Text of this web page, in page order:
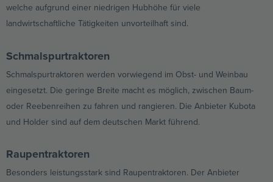
welche aufgrund einer niedrigen Hubhöhe für viele
landwirtschaftliche Tätigkeiten unvorteilhaft sind.
Schmalspurtraktoren
Schmalspurtraktoren werden vorwiegend im Obst- und Weinbau
eingesetzt. Die geringe Breite macht es möglich, zwischen Baum-
oder Reebenreihen zu fahren und rangieren. Die Anbieter Kubota
und Holder sind auf dem deutschen Markt führend.
Raupentraktoren
Besonders leistungsstark sind Raupentraktoren. Der Anbieter